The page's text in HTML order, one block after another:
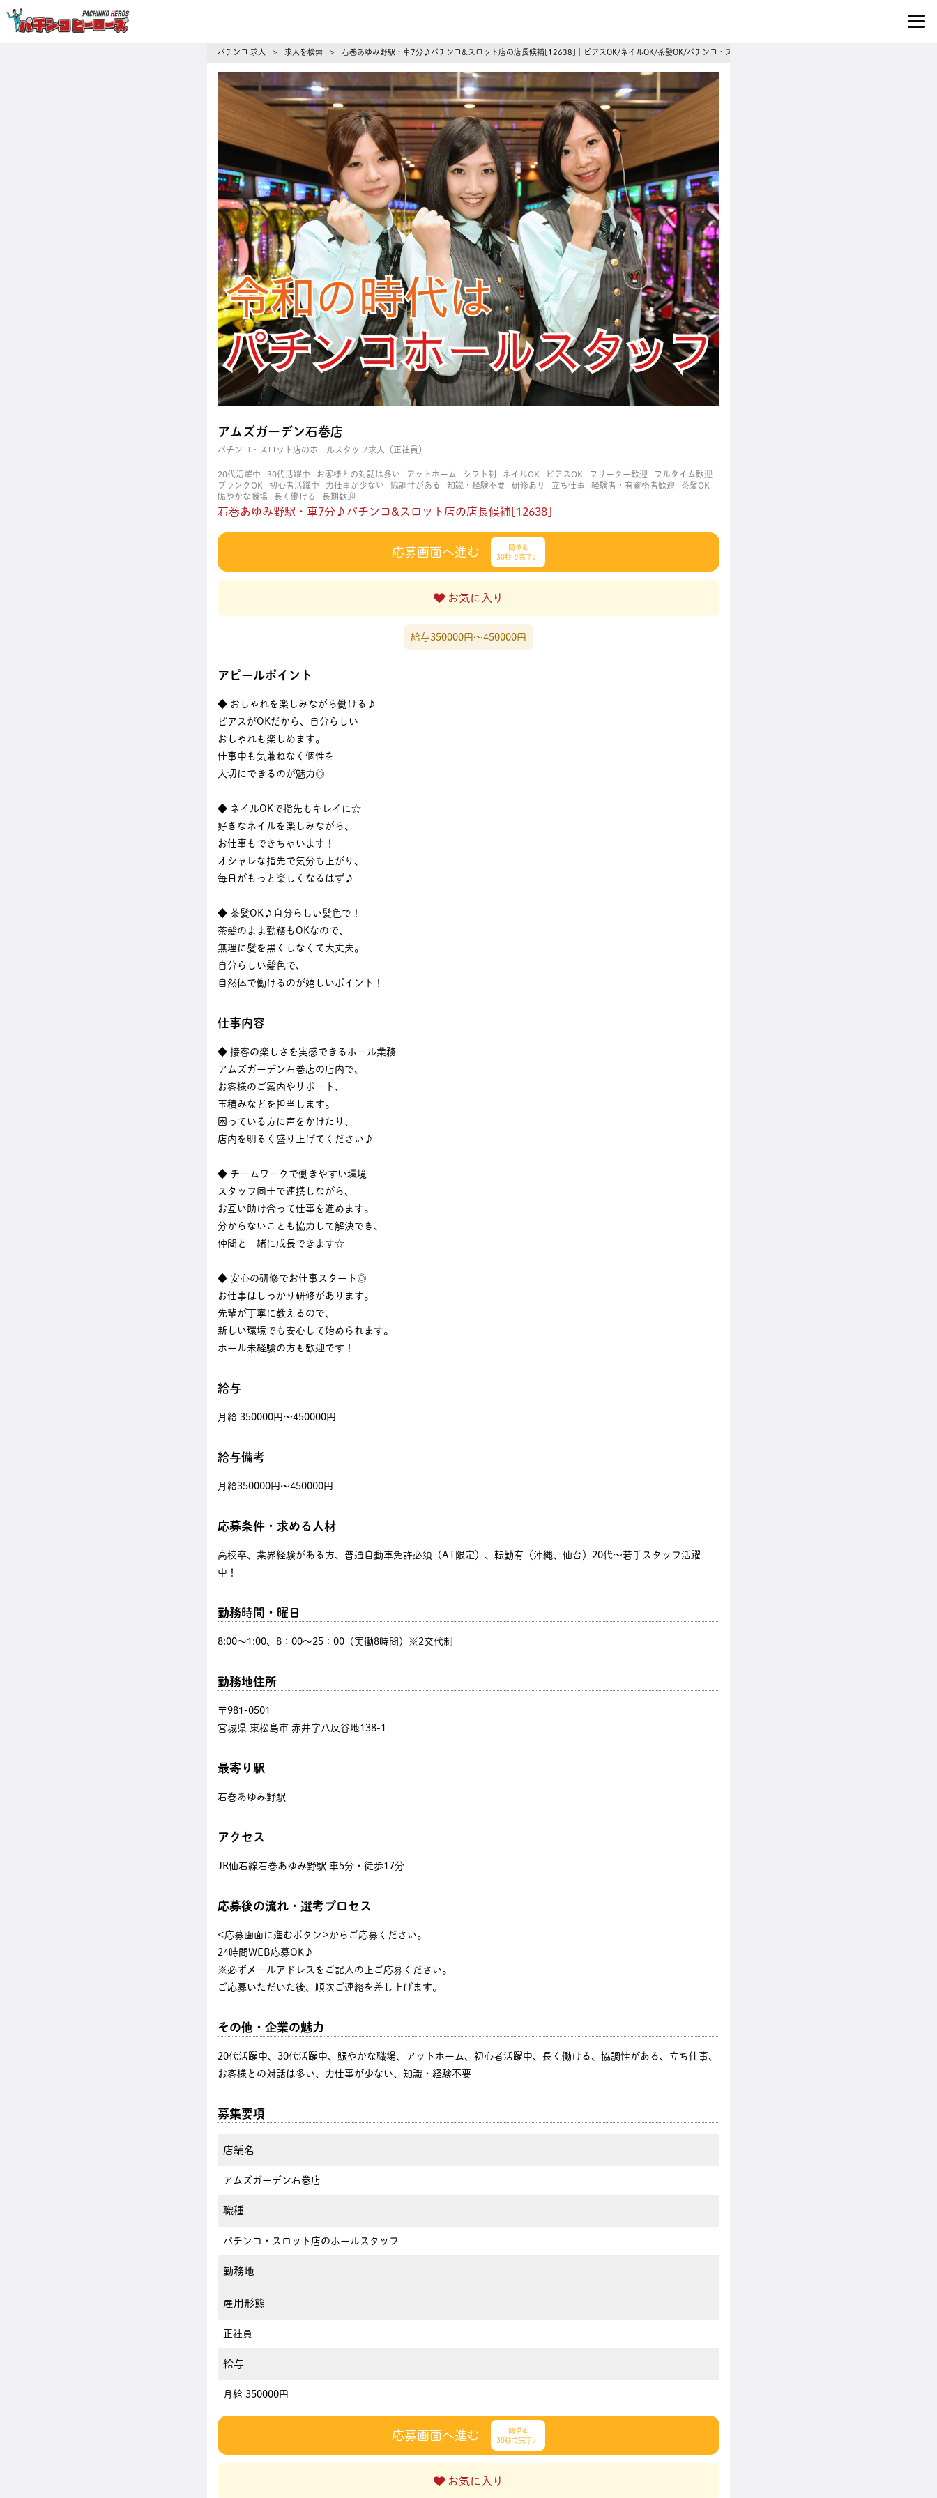
パチンコ 求人 > 求人を検索 > 石巻あゆみ野駅・車7分♪パチンコ&スロット店の店長候補[12638]｜ピアスOK/ネイルOK/茶髪OK/パチンコ・スロット店スタッフ
アムズガーデン石巻店
パチンコ・スロット店のホールスタッフ求人（正社員）
20代活躍中 30代活躍中 お客様との対話は多い アットホーム シフト制 ネイルOK ピアスOK フリーター歓迎
フルタイム歓迎
ブランクOK
初心者活躍中 力仕事が少ない 協調性がある 知識・経験不要 研修あり 立ち仕事 経験者・有資格者歓迎
茶髪OK
賑やかな職場
長く働ける 長期歓迎
石巻あゆみ野駅・車7分♪パチンコ&スロット店の店長候補[12638]
応募画面へ進む
簡単&
30秒で完了♩
お気に入り
給与350000円〜450000円
アピールポイント
◆ おしゃれを楽しみながら働ける♪
ピアスがOKだから、自分らしい
おしゃれも楽しめます。
仕事中も気兼ねなく個性を
大切にできるのが魅力◎
◆ ネイルOKで指先もキレイに☆
好きなネイルを楽しみながら、
お仕事もできちゃいます！
オシャレな指先で気分も上がり、
毎日がもっと楽しくなるはず♪
◆ 茶髪OK♪自分らしい髪色で！
茶髪のまま勤務もOKなので、
無理に髪を黒くしなくて大丈夫。
自分らしい髪色で、
自然体で働けるのが嬉しいポイント！
仕事内容
◆ 接客の楽しさを実感できるホール業務
アムズガーデン石巻店の店内で、
お客様のご案内やサポート、
玉積みなどを担当します。
困っている方に声をかけたり、
店内を明るく盛り上げてください♪
◆ チームワークで働きやすい環境
スタッフ同士で連携しながら、
お互い助け合って仕事を進めます。
分からないことも協力して解決でき、
仲間と一緒に成長できます☆
◆ 安心の研修でお仕事スタート◎
お仕事はしっかり研修があります。
先輩が丁寧に教えるので、
新しい環境でも安心して始められます。
ホール未経験の方も歓迎です！
給与
月給 350000円〜450000円
給与備考
月給350000円～450000円
応募条件・求める人材
高校卒、業界経験がある方、普通自動車免許必須（AT限定）、転勤有（沖縄、仙台）20代～若手スタッフ活躍
中！
勤務時間・曜日
8:00〜1:00、8：00～25：00（実働8時間）※2交代制
勤務地住所
〒981-0501
宮城県 東松島市 赤井字八反谷地138-1
最寄り駅
石巻あゆみ野駅
アクセス
JR仙石線石巻あゆみ野駅 車5分・徒歩17分
応募後の流れ・選考プロセス
<応募画面に進むボタン>からご応募ください。
24時間WEB応募OK♪
※必ずメールアドレスをご記入の上ご応募ください。
ご応募いただいた後、順次ご連絡を差し上げます。
その他・企業の魅力
20代活躍中、30代活躍中、賑やかな職場、アットホーム、初心者活躍中、長く働ける、協調性がある、立ち仕事、
お客様との対話は多い、力仕事が少ない、知識・経験不要
募集要項
店舗名
アムズガーデン石巻店
職種
パチンコ・スロット店のホールスタッフ
勤務地
雇用形態
正社員
給与
月給 350000円
応募画面へ進む
簡単&
30秒で完了♩
お気に入り